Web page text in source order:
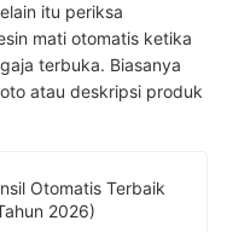
itu periksa
mati otomatis ketika
terbuka. Biasanya
atau deskripsi produk
Otomatis Terbaik
2026)